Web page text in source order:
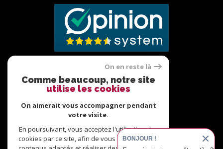
Nous
adhérons
On en reste là
Comme beaucoup, notre site
utilise les cookies
On aimerait vous accompagner pendant
votre visite.
En poursuivant, vous acceptez l'utilisation des
cookies par ce site, afin de vous proposer des
BONJOUR !